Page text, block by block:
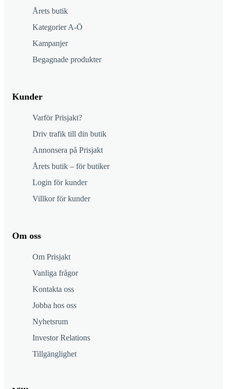
Årets butik
Kategorier A-Ö
Kampanjer
Begagnade produkter
Kunder
Varför Prisjakt?
Driv trafik till din butik
Annonsera på Prisjakt
Årets butik – för butiker
Login för kunder
Villkor för kunder
Om oss
Om Prisjakt
Vanliga frågor
Kontakta oss
Jobba hos oss
Nyhetsrum
Investor Relations
Tillgänglighet